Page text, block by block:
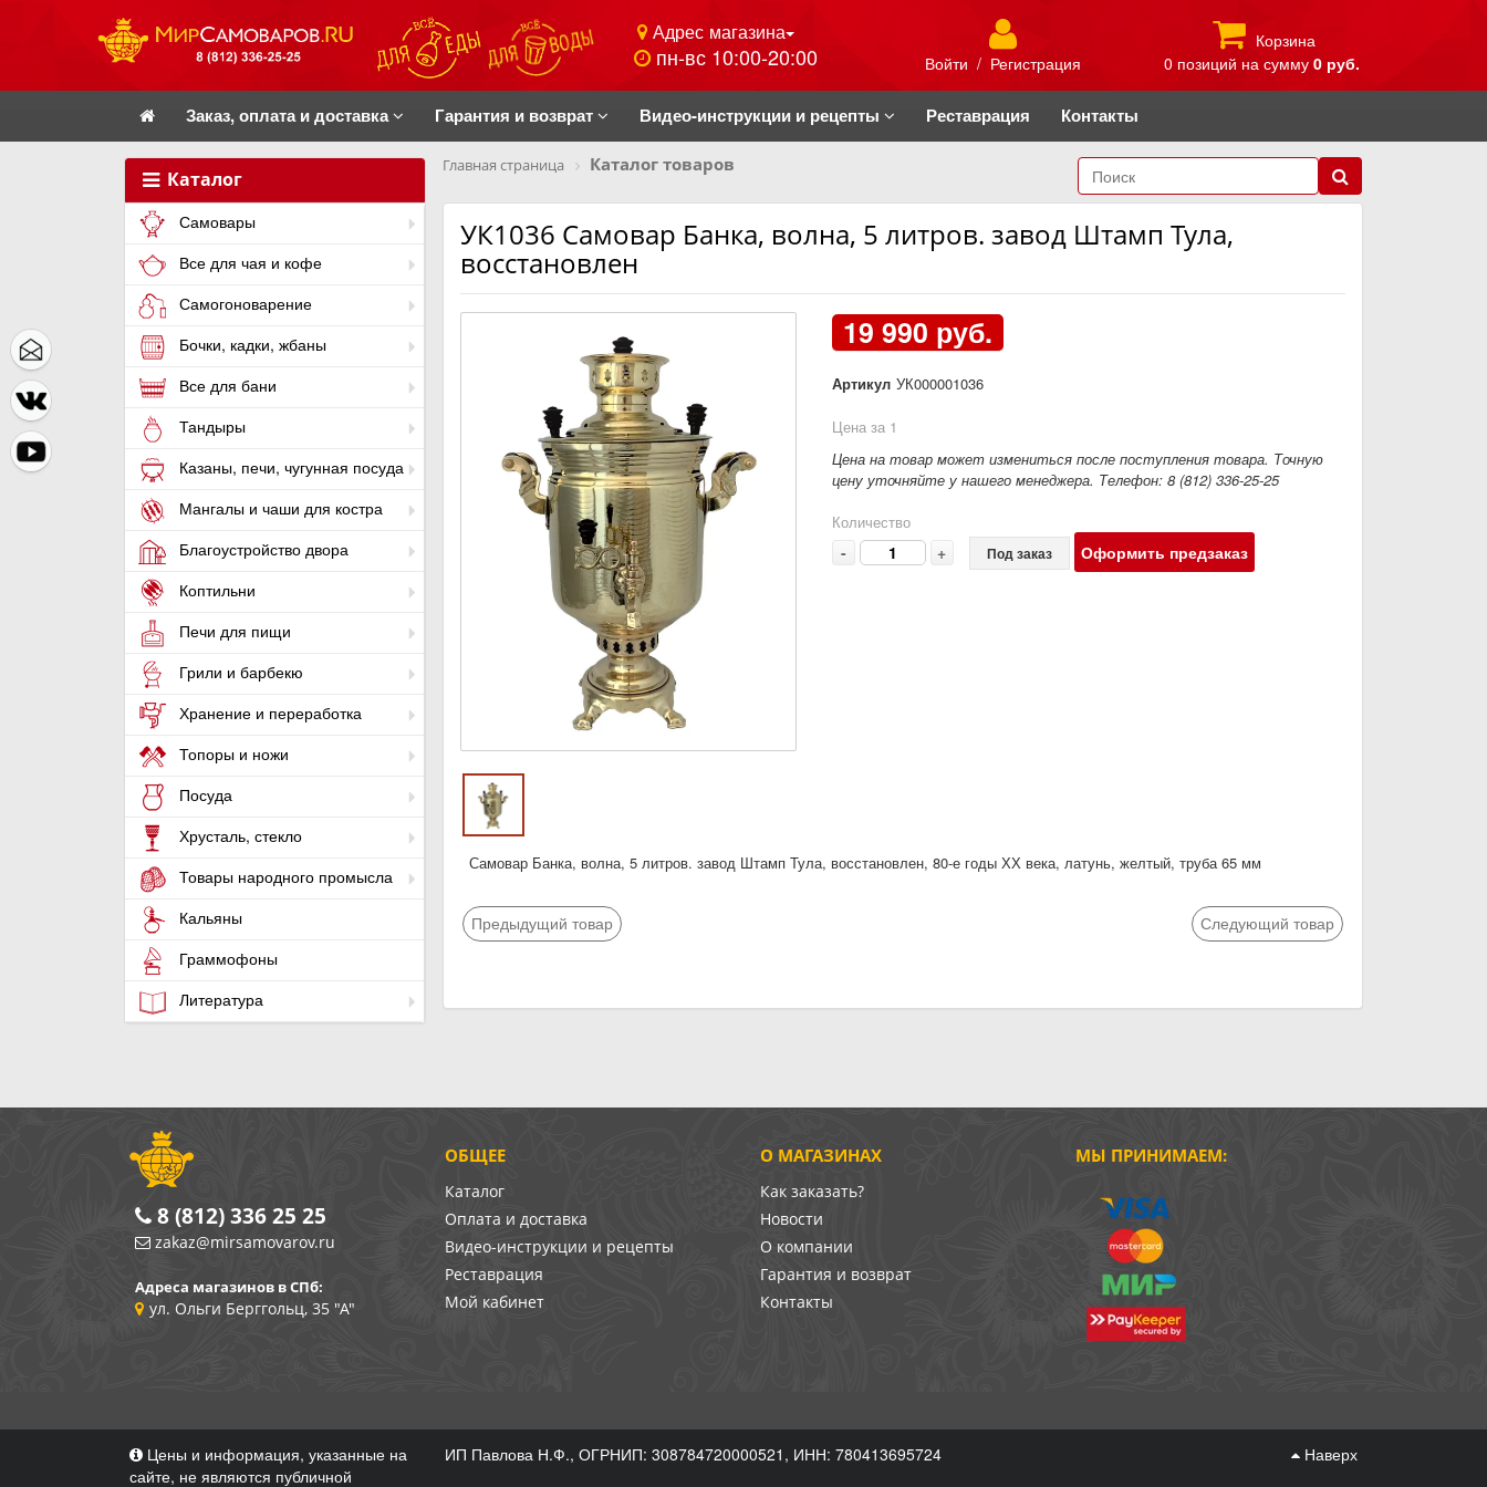
Адрес магазина
пн-вс 10:00-20:00 Войти / Регистрация
Корзина
0 позиций на сумму 0 руб.
Заказ, оплата и доставка Гарантия и возврат Видео-инструкции и рецепты Реставрация Контакты
Каталог
Самовары
Все для чая и кофе
Самогоноварение
Бочки, кадки, жбаны
Все для бани
Тандыры
Казаны, печи, чугунная посуда
Мангалы и чаши для костра
Благоустройство двора
Коптильни
Печи для пищи
Грили и барбекю
Хранение и переработка
Топоры и ножи
Посуда
Хрусталь, стекло
Товары народного промысла
Кальяны
Граммофоны
Литература
Главная страница Каталог товаров
УК1036 Самовар Банка, волна, 5 литров. завод Штамп Тула,
восстановлен
19 990 руб.
Артикул УК000001036
Цена за 1
Цена на товар может измениться после поступления товара. Точную
цену уточняйте у нашего менеджера. Телефон: 8 (812) 336-25-25
Количество
- + Под заказ Оформить предзаказ
Самовар Банка, волна, 5 литров. завод Штамп Тула, восстановлен, 80-е годы ХХ века, латунь, желтый, труба 65 мм
Предыдущий товар Следующий товар
О МАГАЗИНАХ
Как заказать?
Новости
О компании
Гарантия и возврат
Контакты
ОБЩЕЕ
Каталог
Оплата и доставка
Видео-инструкции и рецепты
Реставрация
Мой кабинет
МЫ ПРИНИМАЕМ:
8 (812) 336 25 25
zakaz@mirsamovarov.ru
Адреса магазинов в СПб:
ул. Ольги Берггольц, 35 "А"
Цены и информация, указанные на
сайте, не являются публичной
ИП Павлова Н.Ф., ОГРНИП: 308784720000521, ИНН: 780413695724 Наверх